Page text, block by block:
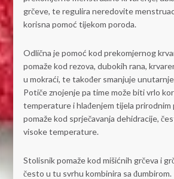
grčeve, te regulira neredovite
korisna pomoć tijekom poroda.
Odlična je pomoć kod prekomjernog
pomaže kod rezova, dubokih rana,
u mokraći, te također smanjuje
Potiče znojenje pa time može biti vrlo
temperature i hlađenjem tijela prirodnim
pomaže kod sprječavanja dehidracije,
visoke temperature.
Stolisnik pomaže kod mišićnih grčeva i
često u tu svrhu kombinira sa đumbirom.